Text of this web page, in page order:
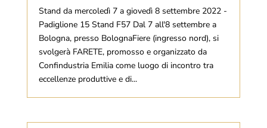
Stand da mercoledì 7 a giovedì 8 settembre 2022 -
Padiglione 15 Stand F57 Dal 7 all'8 settembre a
Bologna, presso BolognaFiere (ingresso nord), si
svolgerà FARETE, promosso e organizzato da
Confindustria Emilia come luogo di incontro tra
eccellenze produttive e di...